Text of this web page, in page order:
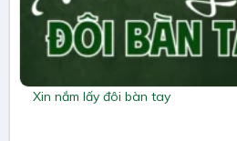
Xin nắm lấy đôi bàn tay